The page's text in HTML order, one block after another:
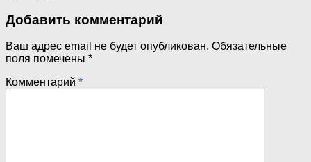
Добавить комментарий
Ваш адрес email не будет опубликован. Обязательные
поля помечены *
Комментарий *